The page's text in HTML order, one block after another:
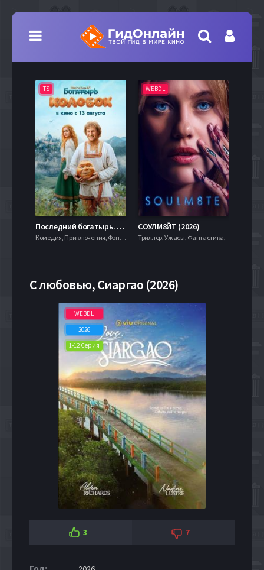
TS
Последний богатырь. Колобок (2026)
Комедия, Приключения, Фэнтези,
WEBDL
СОУЛМ8ЙТ (2026)
Триллер, Ужасы, Фантастика,
С любовью, Сиаргао (2026)
WEBDL
2026
1-12 Серия
3 7